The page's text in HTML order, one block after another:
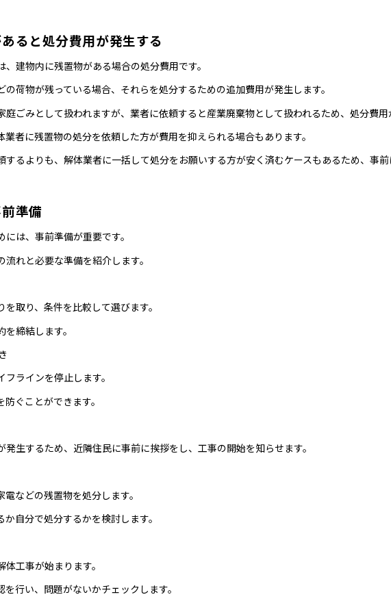
ると処分費用が発生する
建物内に残置物がある場合の処分費用です。
荷物が残っている場合、それらを処分するための追加費用が発生します。
ごみとして扱われますが、業者に依頼すると産業廃棄物として扱われるため、処分費用
者に残置物の処分を依頼した方が費用を抑えられる場合もあります。
るよりも、解体業者に一括して処分をお願いする方が安く済むケースもあるため、事
準備
は、事前準備が重要です。
れと必要な準備を紹介します。
取り、条件を比較して選びます。
締結します。
ラインを停止します。
ぐことができます。
生するため、近隣住民に事前に挨拶をし、工事の開始を知らせます。
などの残置物を処分します。
自分で処分するかを検討します。
工事が始まります。
行い、問題がないかチェックします。